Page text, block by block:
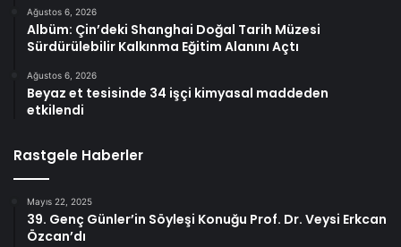
Ağustos 6, 2026
Albüm: Çin’deki Shanghai Doğal Tarih Müzesi
Sürdürülebilir Kalkınma Eğitim Alanını Açtı
Ağustos 6, 2026
Beyaz et tesisinde 34 işçi kimyasal maddeden
etkilendi
Rastgele Haberler
Mayıs 22, 2025
39. Genç Günler’in Söyleşi Konuğu Prof. Dr. Veysi Erkcan
Özcan’dı